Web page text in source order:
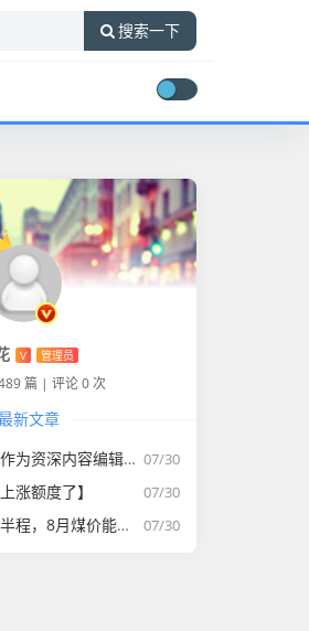
搜索一下
V 管理员
篇 | 评论 0 次
新文章
07/30
为您打造一篇符合要求的专业教程文章。
07/30
涨额度了】
07/30
8月煤价能否走强？